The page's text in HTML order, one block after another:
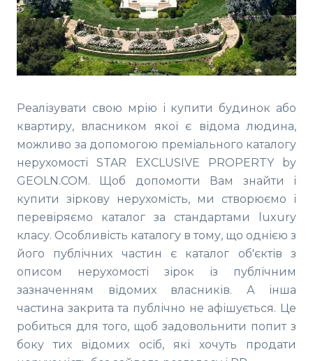
Реалізувати свою мрію і купити будинок або
квартиру, власником якої є відома людина,
можливо за допомогою преміального каталогу
нерухомості STAR EXCLUSIVE PROPERTY by
GEOLN.COM. Щоб допомогти Вам знайти і
купити зіркову нерухомість, ми створюємо і
перевіряємо каталог за стандартами luxury
класу. Особливість каталогу в тому, що однією з
його публічних частин є каталог об'єктів з
описом нерухомості зірок із публічним
зазначенням відомих власників. А інша
частина закрита та публічно не афішується. Це
робиться для того, щоб задовольнити попит з
боку тих відомих осіб, які хочуть продати